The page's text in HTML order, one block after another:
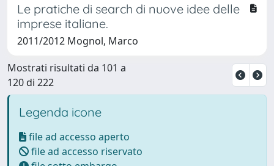
Le pratiche di search di nuove idee delle
imprese italiane.
2011/2012 Mognol, Marco
Mostrati risultati da 101 a
120 di 222
Legenda icone
file ad accesso aperto
file ad accesso riservato